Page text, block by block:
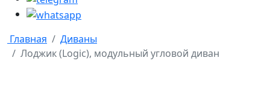
Главная
Диваны
Лоджик (Logic), модульный угловой диван